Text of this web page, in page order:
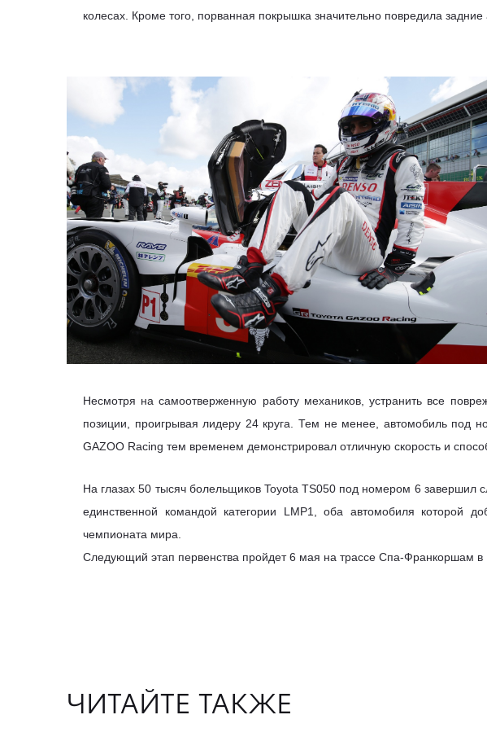
колесах. Кроме того, порванная покрышка значительно повредила
Несмотря на самоотверженную работу механиков, устранить все
позиции, проигрывая лидеру 24 круга. Тем не менее, автомобиль под
GAZOO Racing тем временем демонстрировал отличную скорость и
На глазах 50 тысяч болельщиков Toyota TS050 под номером 6 завершил
единственной командой категории LMP1, оба автомобиля которой
чемпионата мира.
Следующий этап первенства пройдет 6 мая на трассе Спа-Франкоршам в
ЧИТАЙТЕ ТАКЖЕ